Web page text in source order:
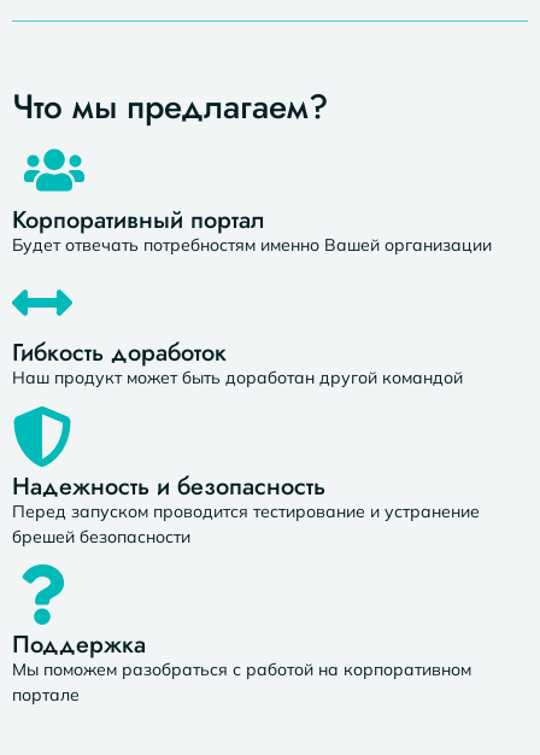
Что мы предлагаем?
Корпоративный портал
Будет отвечать потребностям именно Вашей организации
Гибкость доработок
Наш продукт может быть доработан другой командой
Надежность и безопасность
Перед запуском проводится тестирование и устранение
брешей безопасности
Поддержка
Мы поможем разобраться с работой на корпоративном
портале